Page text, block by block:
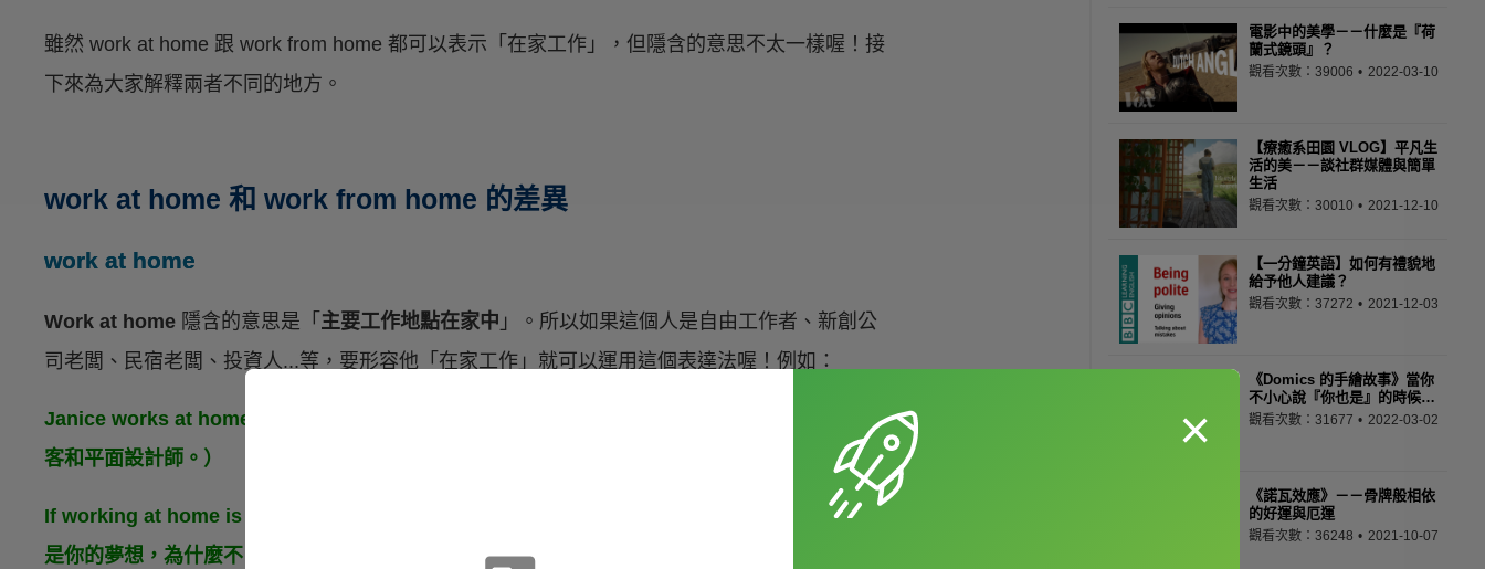
雖然 work at home 跟 work from home 都可以表示「在家工作」，但隱含的意思不太一樣喔！接
下來為大家解釋兩者不同的地方。
work at home 和 work from home 的差異
work at home
Work at home 隱含的意思是「 主要工作地點在家中 」。所以如果這個人是自由工作者、新創公
司老闆、民宿老闆、投資人...等，要形容他「在家工作」就可以運用這個表達法喔！例如：
Janice works at home as a blogger and graphic designer.（Janice 在家工作，作為一名部落
客和平面設計師。）
If working at home is your dream, why don’t you start your own business?（如果在家工作
是你的夢想，為什麼不自己創業呢？）
電影中的美學－－什麼是『荷
蘭式鏡頭』？
觀看次數：39006 2022-03-10
【療癒系田園 VLOG】平凡生
活的美－－談社群媒體與簡單
生活
觀看次數：30010 2021-12-10
【一分鐘英語】如何有禮貌地
給予他人建議？
觀看次數：37272 2021-12-03
《Domics 的手繪故事》當你
不小心說『你也是』的時候…
觀看次數：31677 2022-03-02
《諾瓦效應》－－骨牌般相依
的好運與厄運
觀看次數：36248 2021-10-07
×